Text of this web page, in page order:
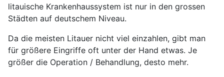
litauische Krankenhaussystem ist nur in den grossen
Städten auf deutschem Niveau.
Da die meisten Litauer nicht viel einzahlen, gibt man
für größere Eingriffe oft unter der Hand etwas. Je
größer die Operation / Behandlung, desto mehr.